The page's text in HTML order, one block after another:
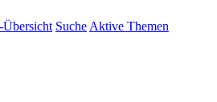
Übersicht SucheAktive Themen